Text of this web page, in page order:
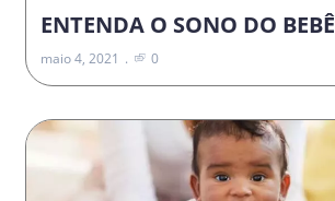
ENTENDA O SONO DO BEBÊ
maio 4, 2021 0